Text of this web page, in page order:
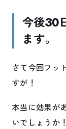
今後30
ます。
さて今回フッ
すが！
本当に効果が
いでしょうか